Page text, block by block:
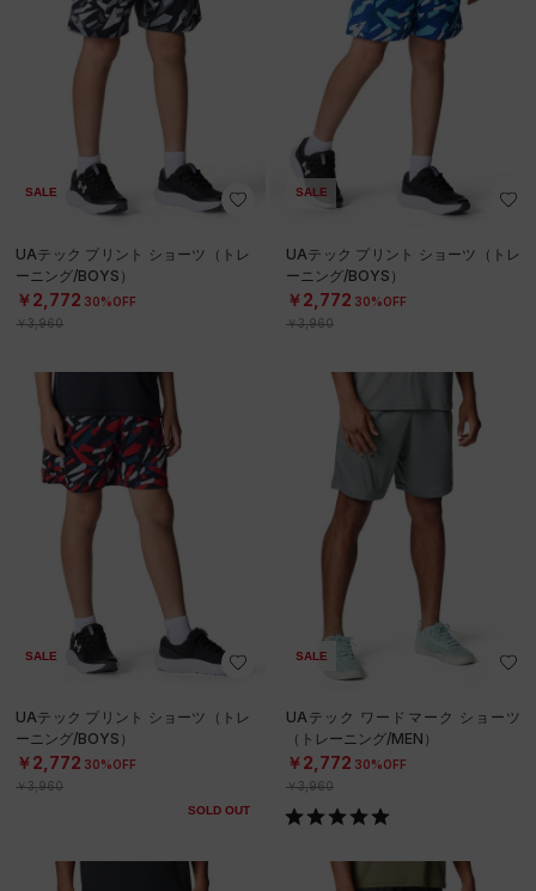
SALE
UAテック プリント ショーツ（トレ
ーニング/BOYS）
￥2,772 30%OFF
￥3,960
SALE
UAテック プリント ショーツ（トレ
ーニング/BOYS）
￥2,772 30%OFF
￥3,960
SALE
UAテック プリント ショーツ（トレ
ーニング/BOYS）
￥2,772 30%OFF
￥3,960
SOLD OUT
SALE
UAテック ワードマーク ショーツ
（トレーニング/MEN）
￥2,772 30%OFF
￥3,960